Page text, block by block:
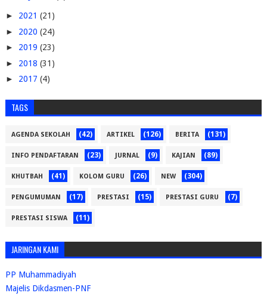
► 2021 (21)
► 2020 (24)
► 2019 (23)
► 2018 (31)
► 2017 (4)
TAGS
AGENDA SEKOLAH (42) ARTIKEL (126) BERITA (131)
INFO PENDAFTARAN (23) JURNAL (9) KAJIAN (89)
KHUTBAH (41) KOLOM GURU (26) NEW (304)
PENGUMUMAN (17) PRESTASI (15) PRESTASI GURU (7)
PRESTASI SISWA (11)
JARINGAN KAMI
PP Muhammadiyah
Majelis Dikdasmen-PNF